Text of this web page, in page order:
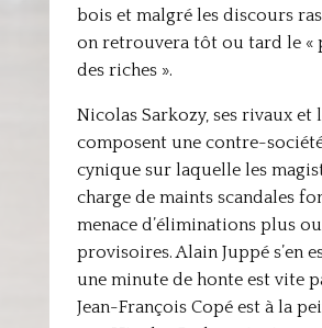
bois et malgré les discours
on retrouvera tôt ou tard le «
des riches ».
Nicolas Sarkozy, ses rivaux et
composent une contre-
cynique sur laquelle les
charge de maints scandales
menace d’éliminations plus
provisoires. Alain Juppé s’en
une minute de honte est vite
Jean-François Copé est à la